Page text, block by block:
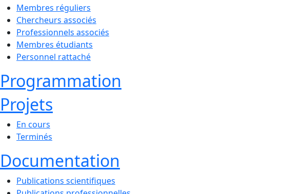
Membres réguliers
Chercheurs associés
Professionnels associés
Membres étudiants
Personnel rattaché
Programmation
Projets
En cours
Terminés
Documentation
Publications scientifiques